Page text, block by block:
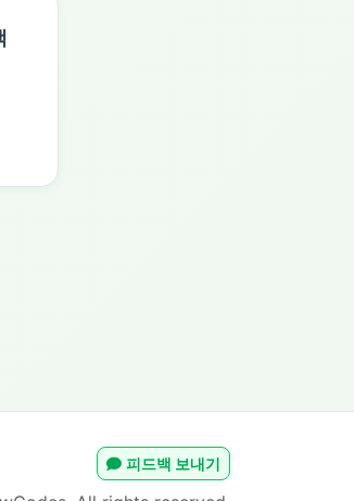
피드백 보내기